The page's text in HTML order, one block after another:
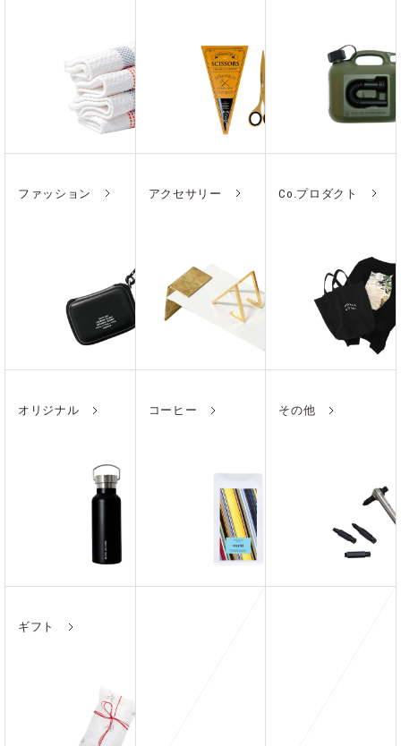
ファッション アクセサリー Co.プロダクト
オリジナル コーヒー その他
ギフト